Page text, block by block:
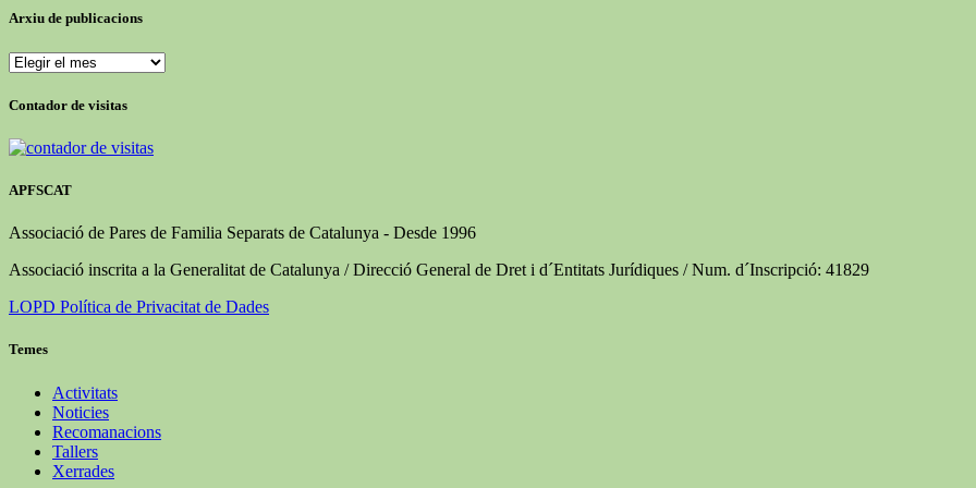
Arxiu de publicacions
Arxiu
publicacions
Contador de visitas
APFSCAT
Associació de Pares de Familia Separats de Catalunya - Desde 1996
Associació inscrita a la Generalitat de Catalunya / Direcció General de Dret i d´Entitats Jurídiques / Num. d´Inscripció: 41829
LOPD Política de Privacitat de Dades
Temes
Activitats
Noticies
Recomanacions
Tallers
Xerrades